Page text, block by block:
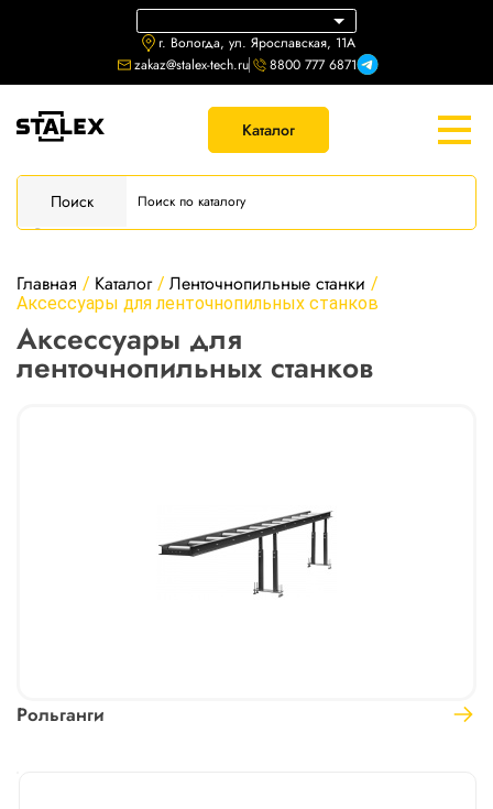
г. Вологда, ул. Ярославская, 11А
zakaz@stalex-tech.ru
8800 777 6871
Каталог
Поиск
Главная / Каталог / Ленточнопильные станки /
Аксессуары для ленточнопильных станков
Аксессуары для
ленточнопильных станков
Рольганги